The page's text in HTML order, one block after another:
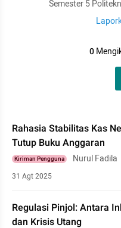
Semester 5
0
Rahasia Stabilitas Kas
Tutup Buku Anggaran
Kiriman Pengguna Nurul Fadila
31 Agt 2025
Regulasi Pinjol: Antara
dan Krisis Utang